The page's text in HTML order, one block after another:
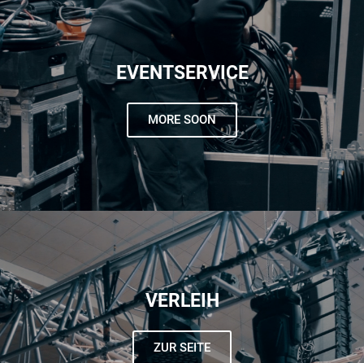
EVENTSERVICE
MORE SOON
VERLEIH
ZUR SEITE